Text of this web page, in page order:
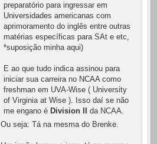
preparatório para ingressar em
Universidades americanas com
aprimoramento do inglês entre outras
matérias específicas para SAt e etc,
*suposição minha aqui)
E ao que tudo indica assinou para
iniciar sua carreira no NCAA como
freshman em UVA-Wise ( University
of Virginia at Wise ). Isso daí se não
me engano é Division II
da NCAA.
Ou seja: Tá na mesma do Brenke.